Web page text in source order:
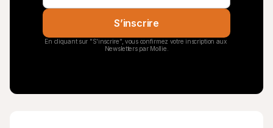
S’inscrire
En cliquant sur "S'inscrire", vous confirmez votre inscription aux
Newsletters par Mollie.